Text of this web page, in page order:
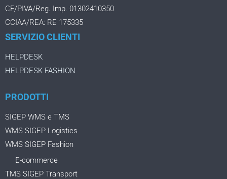
CF/PIVA/Reg. Imp. 01302410350
CCIAA/REA: RE 175335
SERVIZIO CLIENTI
HELPDESK
HELPDESK FASHION
PRODOTTI
SIGEP WMS e TMS
WMS SIGEP Logistics
WMS SIGEP Fashion
E-commerce
TMS SIGEP Transport